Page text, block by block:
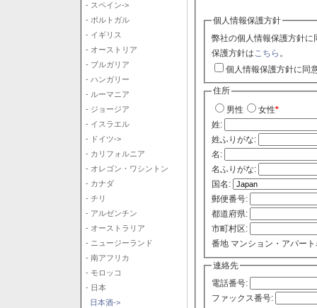
- スペイン->
- ポルトガル
- イギリス
- オーストリア
- ブルガリア
- ハンガリー
- ルーマニア
- ジョージア
- イスラエル
- ドイツ->
- カリフォルニア
- オレゴン・ワシントン
- カナダ
- チリ
- アルゼンチン
- オーストラリア
- ニュージーランド
- 南アフリカ
- モロッコ
- 日本
日本酒->
個人情報保護方針
弊社の個人情報保護方針
保護方針は こちら 。
個人情報保護方針に同
住所
男性
女性*
姓:
姓ふりがな:
名:
名ふりがな:
国名:
郵便番号:
都道府県:
市町村区:
番地 マンション・アパート
連絡先
電話番号:
ファックス番号: